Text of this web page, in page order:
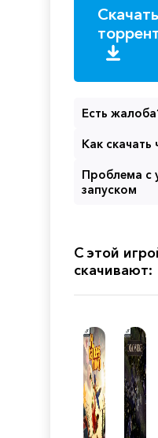
Скачать
Есть
Как скачать
Проблема с
запуском
С этой
скачивают: